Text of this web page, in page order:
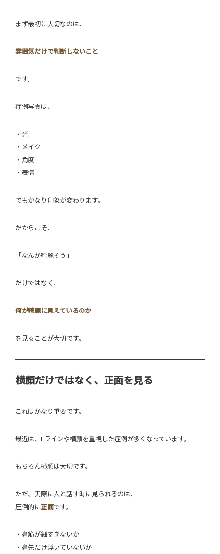
まず最初に大切なのは、
雰囲気だけで判断しないこと
です。
症例写真は、
・光
・メイク
・角度
・表情
でもかなり印象が変わります。
だからこそ、
「なんか綺麗そう」
だけではなく、
何が綺麗に見えているのか
を見ることが大切です。
横顔だけではなく、正面を見る
これはかなり重要です。
最近は、Eラインや横顔を重視した症例が多くなっています。
もちろん横顔は大切です。
ただ、実際に人と話す時に見られるのは、
圧倒的に正面です。
・鼻筋が細すぎないか
・鼻先だけ浮いていないか